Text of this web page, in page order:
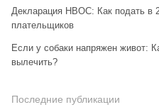
Декларация НВОС: Как подать в
плательщиков
Если у собаки напряжен живот:
вылечить?
Последние публикации